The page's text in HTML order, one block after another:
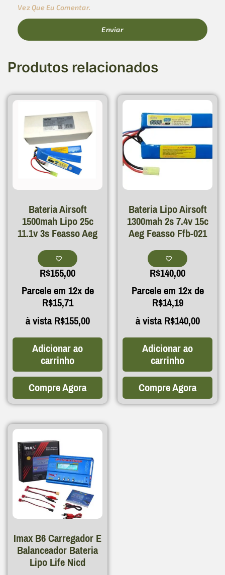
Vez Que Eu Comentar.
Produtos relacionados
Bateria Airsoft
1500mah Lipo 25c
11.1v 3s Feasso Aeg
R$155,00
Parcele em 12x de
R$15,71
à vistaR$155,00
Adicionar ao
carrinho
Compre Agora
Bateria Lipo Airsoft
1300mah 2s 7.4v 15c
Aeg Feasso Ffb-021
R$140,00
Parcele em 12x de
R$14,19
à vistaR$140,00
Adicionar ao
carrinho
Compre Agora
Imax B6 Carregador E
Balanceador Bateria
Lipo Life Nicd